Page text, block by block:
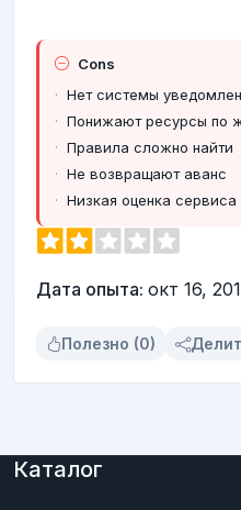
Cons
Нет системы
Понижают ресурсы по
Правила сложно найти
Не возвращают аванс
Низкая оценка сервиса
Дата опыта: окт 16,
Полезно (0)
Каталог